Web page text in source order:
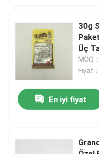
Bize ulaşın
Haberler
Tüm servis talepleri
Kahve Paketleme
30g
Üç
MOQ
Fiyat
En iyi fiyat